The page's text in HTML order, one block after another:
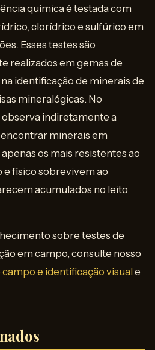
química é testada com
clorídrico e sulfúrico em
Esses testes são
realizados em gemas de
identificação de minerais de
mineralógicas. No
indiretamente a
minerais em
os mais resistentes ao
físico sobrevivem ao
acumulados no leito
sobre testes de
em campo, consulte nosso
e identificação visual e